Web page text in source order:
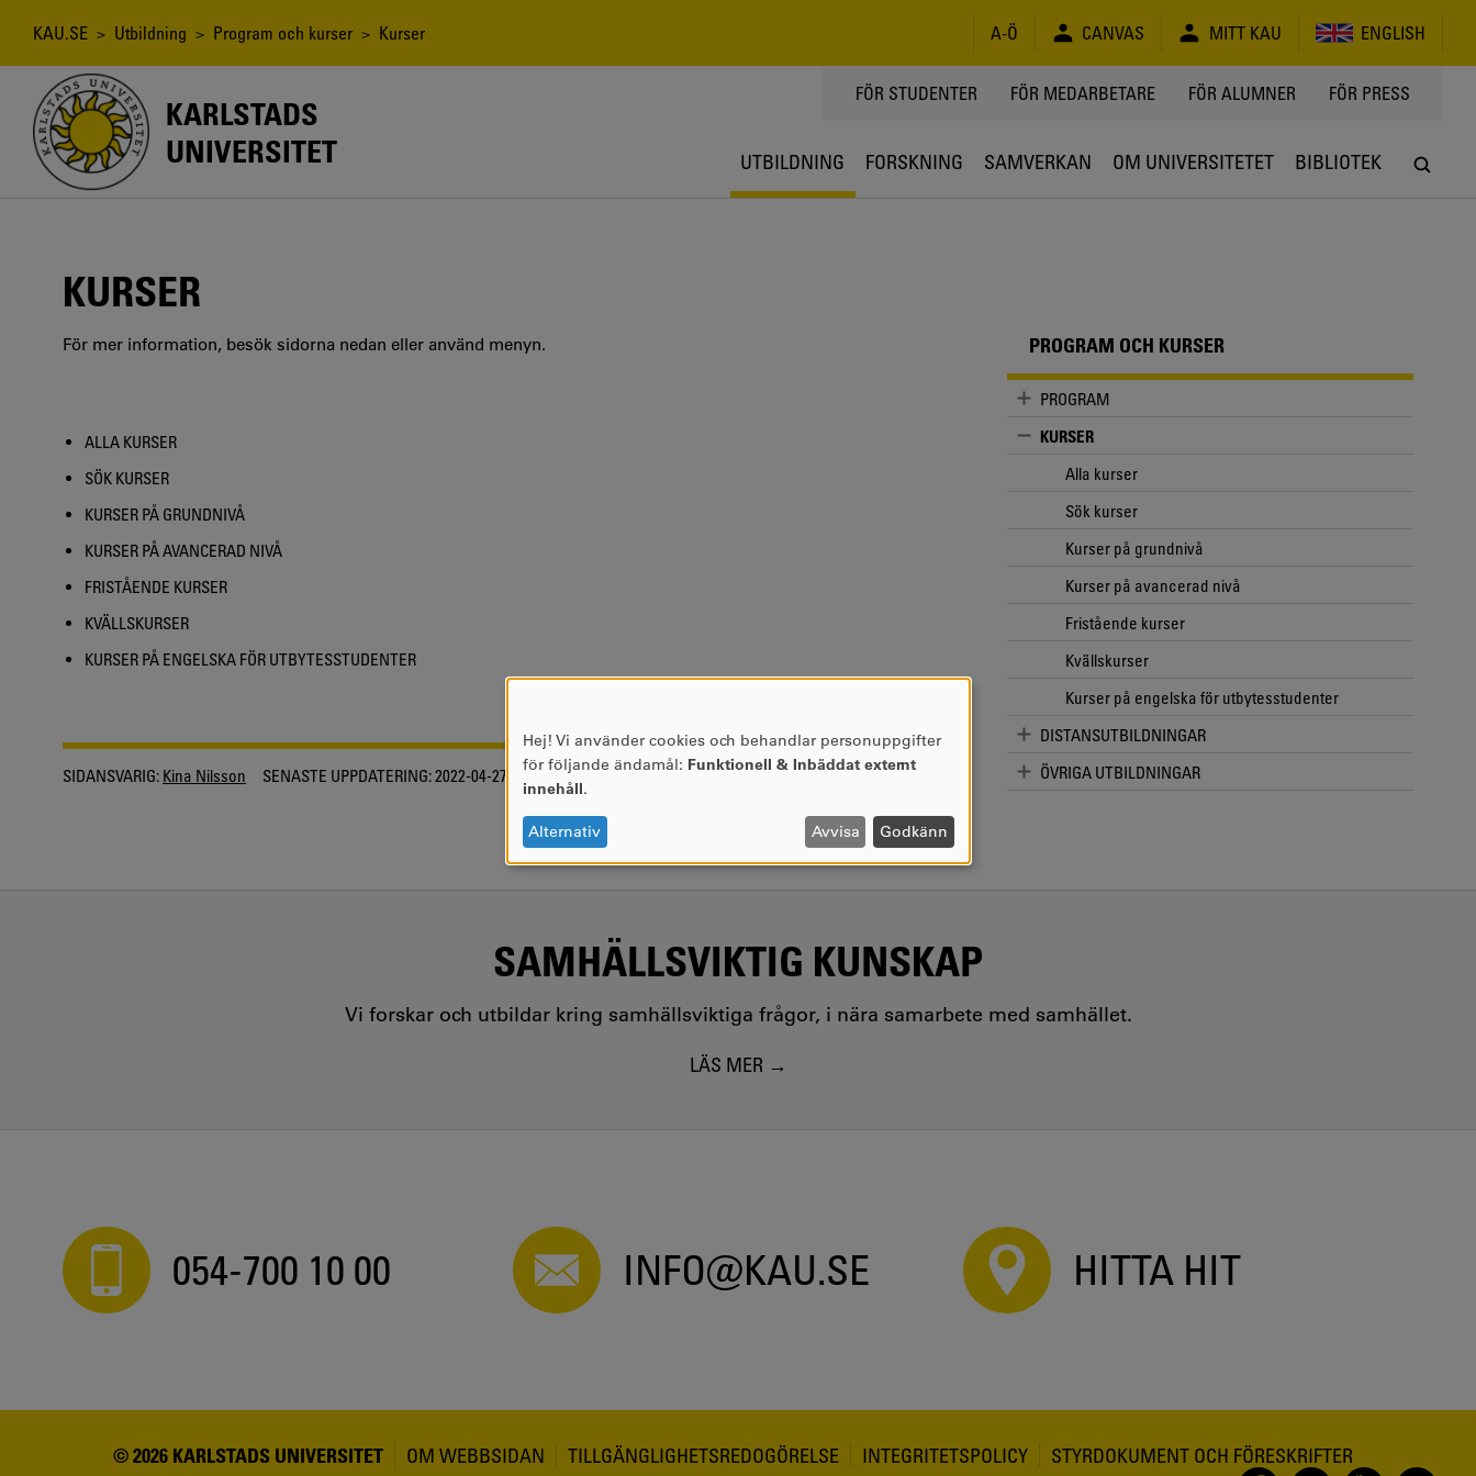
Länkstig
KAU.SE > Utbildning > Program och kurser > Kurser A-Ö CANVAS MITT KAU ENGLISH
KARLSTADS
UNIVERSITET
TOPPMENY
FÖR STUDENTER FÖR MEDARBETARE FÖR ALUMNER FÖR PRESS
UTBILDNING FORSKNING SAMVERKAN OM UNIVERSITETET BIBLIOTEK
KURSER
För mer information, besök sidorna nedan eller använd menyn.
ALLA KURSER
SÖK KURSER
KURSER PÅ GRUNDNIVÅ
KURSER PÅ AVANCERAD NIVÅ
FRISTÅENDE KURSER
KVÄLLSKURSER
KURSER PÅ ENGELSKA FÖR UTBYTESSTUDENTER
SIDANSVARIG: Kina Nilsson SENASTE UPPDATERING:2022-04-27
PROGRAM OCH KURSER
PROGRAM
KURSER
Alla kurser
Sök kurser
Kurser på grundnivå
Kurser på avancerad nivå
Fristående kurser
Kvällskurser
Kurser på engelska för utbytesstudenter
DISTANSUTBILDNINGAR
ÖVRIGA UTBILDNINGAR
SAMHÄLLSVIKTIG KUNSKAP
Vi forskar och utbildar kring samhällsviktiga frågor, i nära samarbete med samhället.
LÄS MER
054-700 10 00 INFO@KAU.SE HITTA HIT
© 2026 KARLSTADS UNIVERSITET OM WEBBSIDAN TILLGÄNGLIGHETSREDOGÖRELSE INTEGRITETSPOLICY STYRDOKUMENT OCH FÖRESKRIFTER
ANVÄNDNING
AV
OCH
COOKIES
Hej! Vi använder cookies och behandlar personuppgifter
för följande ändamål: Funktionell & Inbäddat externt
innehåll.
Alternativ Avvisa Godkänn